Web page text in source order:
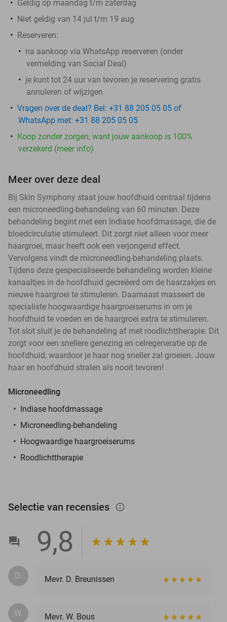
Geldig op maandag t/m zaterdag
Niet geldig van 14 jul t/m 19 aug
Reserveren:
na aankoop via WhatsApp reserveren (onder
vermelding van Social Deal)
je kunt tot 24 uur van tevoren je reservering gratis
annuleren of wijzigen
Vragen over de deal? Bel: +31 88 205 05 05 of
WhatsApp met: +31 88 205 05 05
Koop zonder zorgen, want jouw aankoop is 100%
verzekerd (meer info)
Meer over deze deal
Bij Skin Symphony staat jouw hoofdhuid centraal tijdens
een microneedling-behandeling van 60 minuten. Deze
behandeling begint met een Indiase hoofdmassage, die de
bloedcirculatie stimuleert. Dit zorgt niet alleen voor meer
haargroei, maar heeft ook een verjongend effect.
Vervolgens vindt de microneedling-behandeling plaats.
Tijdens deze gespecialiseerde behandeling worden kleine
kanaaltjes in de hoofdhuid gecreëerd om de haarzakjes en
nieuwe haargroei te stimuleren. Daarnaast masseert de
specialiste hoogwaardige haargroeiserums in om je
hoofdhuid te voeden en de haargroei extra te stimuleren.
Tot slot sluit je de behandeling af met roodlichttherapie. Dit
zorgt voor een snellere genezing en celregeneratie op de
hoofdhuid, waardoor je haar nog sneller zal groeien. Jouw
haar en hoofdhuid stralen als nooit tevoren!
Microneedling
Indiase hoofdmassage
Microneedling-behandeling
Hoogwaardige haargroeiserums
Roodlichttherapie
Selectie van recensies info_outlined
9,8
D. Mevr. D. Breunissen
W.
Mevr. W. Bous